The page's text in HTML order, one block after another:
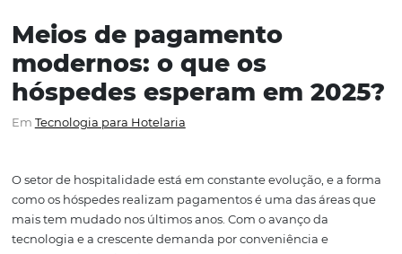
Meios de pagamento
hóspedes esperam em
Em Tecnologia para Hotelaria